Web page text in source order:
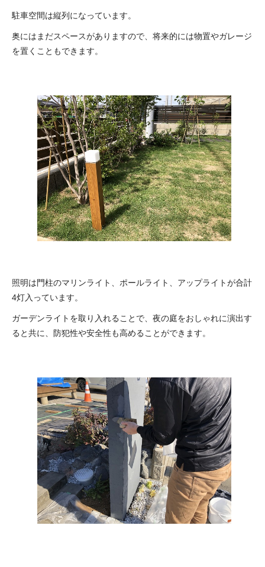
駐車空間は縦列になっています。
奥にはまだスペースがありますので、将来的には物置やガレージ
を置くこともできます。
照明は門柱のマリンライト、ポールライト、アップライトが合計
4灯入っています。
ガーデンライトを取り入れることで、夜の庭をおしゃれに演出す
ると共に、防犯性や安全性も高めることができます。